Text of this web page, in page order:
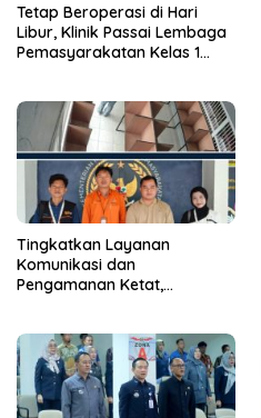
Tetap Beroperasi di Hari
Libur, Klinik Passai Lembaga
Pemasyarakatan Kelas 1
Masyarakat 24 Jam
Tingkatkan Layanan
Komunikasi dan
Pengamanan Ketat,
Tambah Wartelsuspas Serta
Pasang Kamera Pengawas